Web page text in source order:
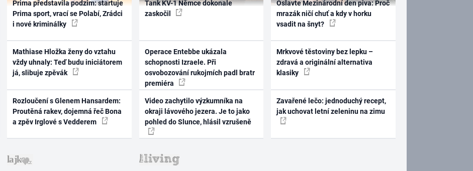
Prima představila podzim: startuje
Prima sport, vrací se Polabí, Zrádci
i nové kriminálky
Mathiase Hložka ženy do vztahu
vždy uhnaly: Teď budu iniciátorem
já, slibuje zpěvák
Rozloučení s Glenem Hansardem:
Proutěná rakev, dojemná řeč Bona
a zpěv Irglové s Vedderem
Tank KV-1 Němce dokonale
zaskočil
Operace Entebbe ukázala
schopnosti Izraele. Při
osvobozování rukojmích padl bratr
premiéra
Video zachytilo výzkumníka na
okraji lávového jezera. Je to jako
pohled do Slunce, hlásil vzrušeně
Oslavte Mezinárodní den piva: Proč
mrazák ničí chuť a kdy v horku
vsadit na šnyt?
Mrkvové těstoviny bez lepku –
zdravá a originální alternativa
klasiky
Zavařené lečo: jednoduchý recept,
jak uchovat letní zeleninu na zimu